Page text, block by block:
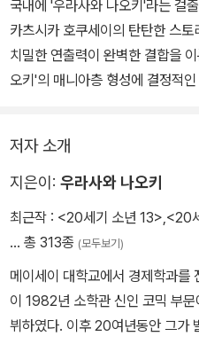
국내에 '우라사와 나오키'라는 걸
카츠시카 호쿠세이의 탄탄한 스
치밀한 연출력이 완벽한 결합을
오키'의 매니아층 형성에 결정적
저자 소개
지은이: 우라사와 나오키
최근작 : <20세기 소년 13>,<20
… 총 313종 (모두보기)
메이세이 대학교에서 경제학과를
이 1982년 소학관 신인 코믹 부
뷔하였다. 이후 20여년동안 그가